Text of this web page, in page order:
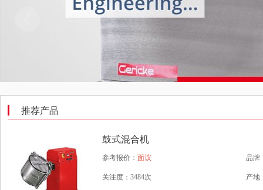
推荐产品
鼓式混合机
参考报价： 面议 品牌
关注度：3484次 产地